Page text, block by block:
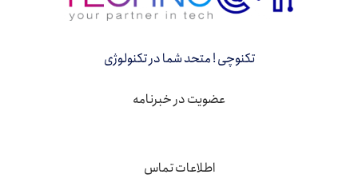
تکنوچی ! متحد شما در تکنولوژی
عضویت در خبرنامه
اطلاعات تماس